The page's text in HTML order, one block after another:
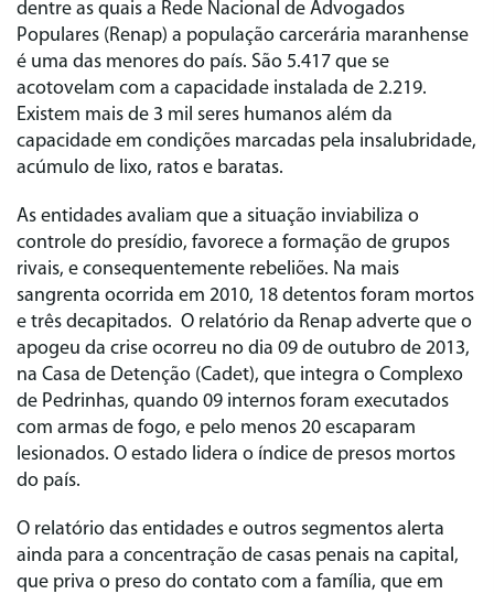
dentre as quais a Rede Nacional de Advogados
Populares (Renap) a população carcerária maranhense
é uma das menores do país. São 5.417 que se
acotovelam com a capacidade instalada de 2.219.
Existem mais de 3 mil seres humanos além da
capacidade em condições marcadas pela insalubridade,
acúmulo de lixo, ratos e baratas.
As entidades avaliam que a situação inviabiliza o
controle do presídio, favorece a formação de grupos
rivais, e consequentemente rebeliões. Na mais
sangrenta ocorrida em 2010, 18 detentos foram mortos
e três decapitados. O relatório da Renap adverte que o
apogeu da crise ocorreu no dia 09 de outubro de 2013,
na Casa de Detenção (Cadet), que integra o Complexo
de Pedrinhas, quando 09 internos foram executados
com armas de fogo, e pelo menos 20 escaparam
lesionados. O estado lidera o índice de presos mortos
do país.
O relatório das entidades e outros segmentos alerta
ainda para a concentração de casas penais na capital,
que priva o preso do contato com a família, que em